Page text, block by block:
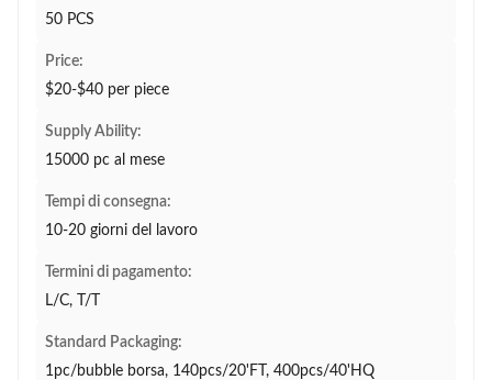
50 PCS
Price:
$20-$40 per piece
Supply Ability:
15000 pc al mese
Tempi di consegna:
10-20 giorni del lavoro
Termini di pagamento:
L/C, T/T
Standard Packaging:
1pc/bubble borsa, 140pcs/20'FT, 400pcs/40'HQ